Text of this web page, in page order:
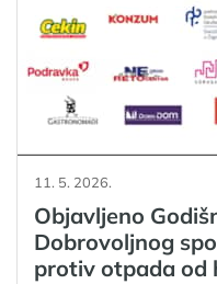
11. 5. 2026.
Objavljeno
Dobrovoljnog
protiv otpada od